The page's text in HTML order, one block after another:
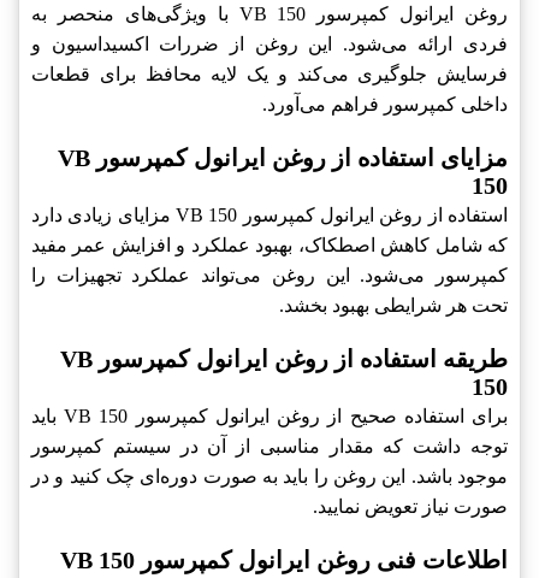
روغن ایرانول کمپرسور VB 150 با ویژگی‌های منحصر به
فردی ارائه می‌شود. این روغن از ضررات اکسیداسیون و
فرسایش جلوگیری می‌کند و یک لایه محافظ برای قطعات
داخلی کمپرسور فراهم می‌آورد.
مزایای استفاده از روغن ایرانول کمپرسور VB
150
استفاده از روغن ایرانول کمپرسور VB 150 مزایای زیادی دارد
که شامل کاهش اصطکاک، بهبود عملکرد و افزایش عمر مفید
کمپرسور می‌شود. این روغن می‌تواند عملکرد تجهیزات را
تحت هر شرایطی بهبود بخشد.
طریقه استفاده از روغن ایرانول کمپرسور VB
150
برای استفاده صحیح از روغن ایرانول کمپرسور VB 150 باید
توجه داشت که مقدار مناسبی از آن در سیستم کمپرسور
موجود باشد. این روغن را باید به صورت دوره‌ای چک کنید و در
صورت نیاز تعویض نمایید.
اطلاعات فنی روغن ایرانول کمپرسور VB 150